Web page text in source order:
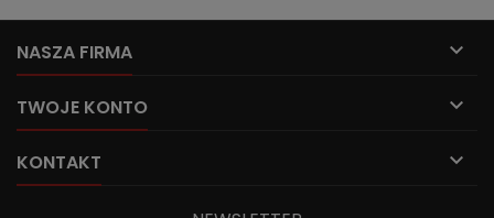
NASZA FIRMA 
TWOJE KONTO 
KONTAKT 